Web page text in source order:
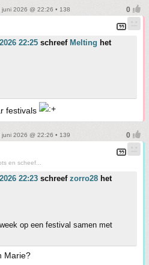
juni 2026 @ 22:26 • 138
22:25 schreef Melting het
festivals
juni 2026 @ 22:26 • 139
en scheef...
22:23 schreef zorro28 het
op een festival samen met
Marie?